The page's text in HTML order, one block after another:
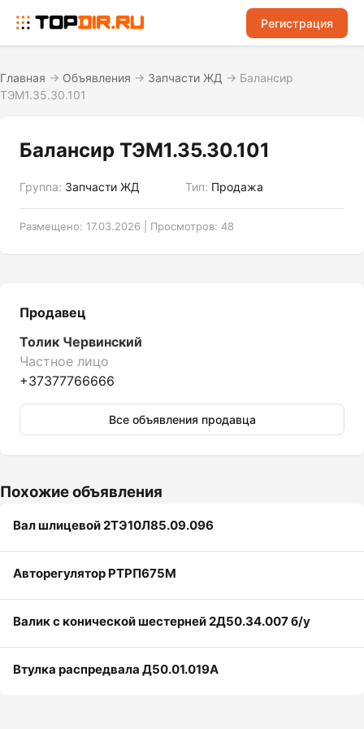
Регистрация
Главная → Объявления → Запчасти ЖД → Балансир
ТЭМ1.35.30.101
Балансир ТЭМ1.35.30.101
Группа: Запчасти ЖД Тип: Продажа
Размещено: 17.03.2026 | Просмотров: 48
Продавец
Толик Червинский
Частное лицо
+37377766666
Все объявления продавца
Похожие объявления
Вал шлицевой 2ТЭ10Л85.09.096
Авторегулятор РТРП675М
Валик с конической шестерней 2Д50.34.007 б/у
Втулка распредвала Д50.01.019А